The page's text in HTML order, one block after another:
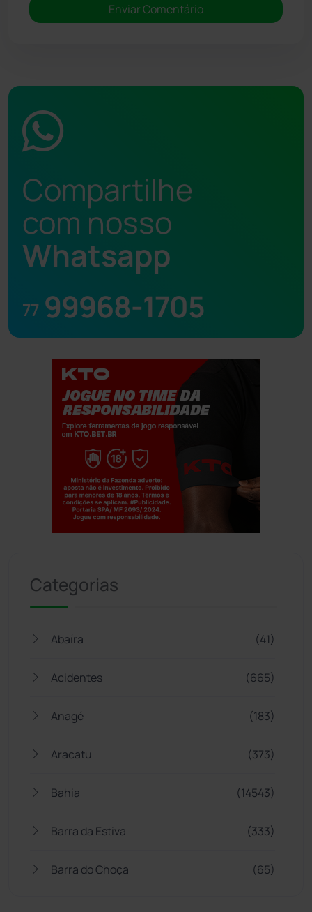
Compartilhe
com nosso
Whatsapp
77 99968-1705
Categorias
Abaíra (41)
Acidentes (665)
Anagé (183)
Aracatu (373)
Bahia (14543)
Barra da Estiva (333)
Barra do Choça (65)